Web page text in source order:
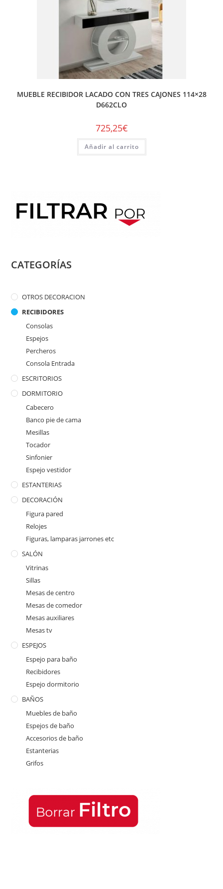
MUEBLE RECIBIDOR LACADO CON TRES CAJONES 114×28
D662CLO
725,25€
Añadir al carrito
CATEGORÍAS
OTROS DECORACION
RECIBIDORES
Consolas
Espejos
Percheros
Consola Entrada
ESCRITORIOS
DORMITORIO
Cabecero
Banco pie de cama
Mesillas
Tocador
Sinfonier
Espejo vestidor
ESTANTERIAS
DECORACIÓN
Figura pared
Relojes
Figuras, lamparas jarrones etc
SALÓN
Vitrinas
Sillas
Mesas de centro
Mesas de comedor
Mesas auxiliares
Mesas tv
ESPEJOS
Espejo para baño
Recibidores
Espejo dormitorio
BAÑOS
Muebles de baño
Espejos de baño
Accesorios de baño
Estanterias
Grifos